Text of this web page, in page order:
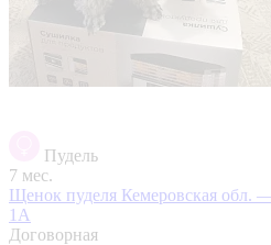
Пудель
7 мес.
Щенок пуделя Кемеровская обл.
1А
Договорная